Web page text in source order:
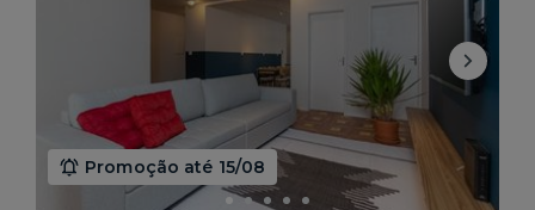
Promoção até 15/08